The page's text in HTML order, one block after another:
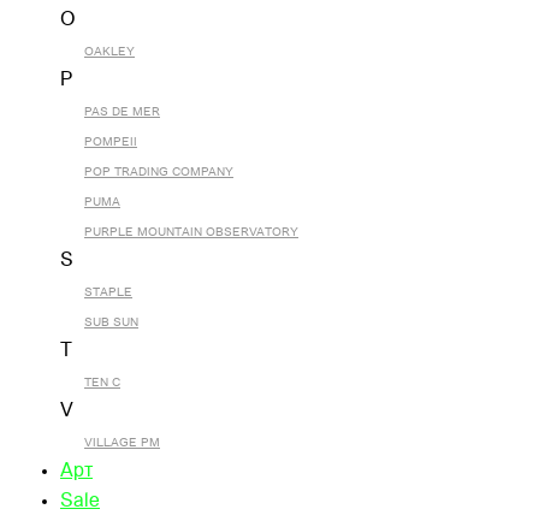
O
OAKLEY
P
PAS DE MER
POMPEII
POP TRADING COMPANY
PUMA
PURPLE MOUNTAIN OBSERVATORY
S
STAPLE
SUB SUN
TEN C
V
VILLAGE PM
Арт
Sale